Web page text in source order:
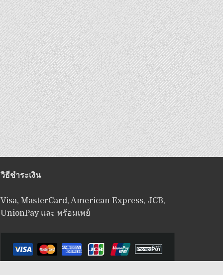
วิธีชำระเงิน
Visa, MasterCard, American Express, JCB,
UnionPay และ พร้อมเพย์